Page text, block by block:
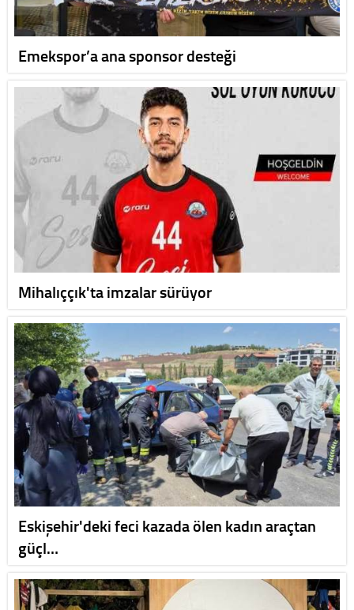
Emekspor’a ana sponsor desteği
Mihalıççık'ta imzalar sürüyor
Eskişehir'deki feci kazada ölen kadın araçtan
güçl…